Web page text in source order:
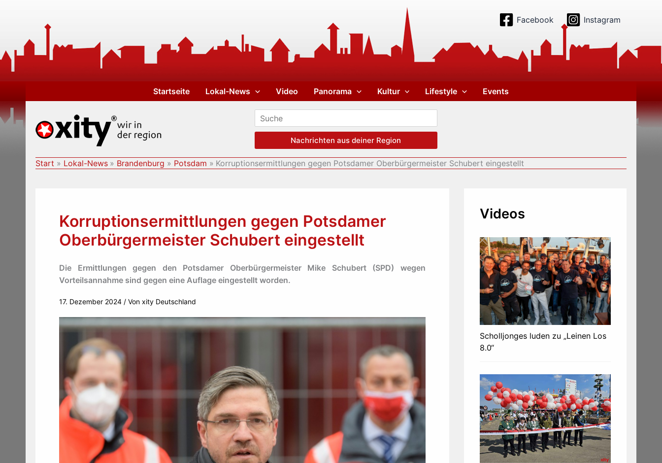
Facebook Instagram
Startseite Lokal-News Video Panorama Kultur Lifestyle Events
Nachrichten aus deiner Region
Start Lokal-News Brandenburg Potsdam Korruptionsermittlungen gegen Potsdamer Oberbürgermeister Schubert eingestellt
Korruptionsermittlungen gegen Potsdamer
Oberbürgermeister Schubert eingestellt
Die Ermittlungen gegen den Potsdamer Oberbürgermeister Mike Schubert (SPD) wegen
Vorteilsannahme sind gegen eine Auflage eingestellt worden.
17. Dezember 2024 / Von xity Deutschland
Videos
Scholljonges luden zu „Leinen Los
8.0“